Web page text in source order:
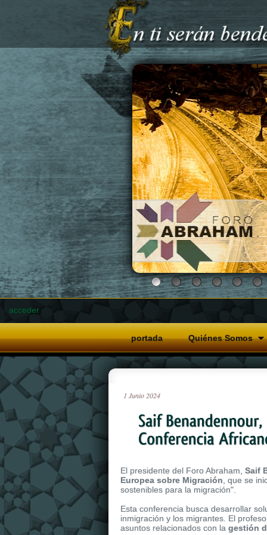
acceder
portada Quiénes Somos
1 Junio 2024
El presidente del Foro Abraham, Saif
Europea sobre Migración , que se
sostenibles para la migración".
Esta conferencia busca desarrollar
inmigración y los migrantes. El
asuntos relacionados con la gestión